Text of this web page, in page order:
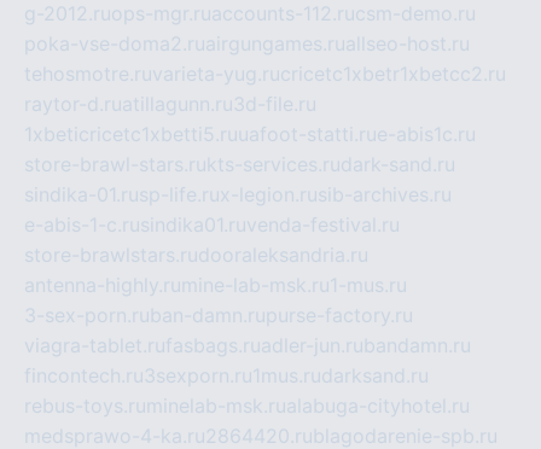
g-2012.ruops-mgr.ruaccounts-112.rucsm-demo.ru
poka-vse-doma2.ruairgungames.ruallseo-host.ru
tehosmotre.ruvarieta-yug.rucricetc1xbetr1xbetcc2.ru
raytor-d.ruatillagunn.ru3d-file.ru
1xbeticricetc1xbetti5.ruuafoot-statti.rue-abis1c.ru
store-brawl-stars.rukts-services.rudark-sand.ru
sindika-01.rusp-life.rux-legion.rusib-archives.ru
e-abis-1-c.rusindika01.ruvenda-festival.ru
store-brawlstars.rudooraleksandria.ru
antenna-highly.ru mine-lab-msk.ru1-mus.ru
3-sex-porn.ruban-damn.rupurse-factory.ru
viagra-tablet.rufasbags.ruadler-jun.rubandamn.ru
fincontech.ru3sexporn.ru1mus.rudarksand.ru
rebus-toys.ru minelab-msk.rualabuga-cityhotel.ru
medsprawo-4-ka.ru2864420.rublagodarenie-spb.ru